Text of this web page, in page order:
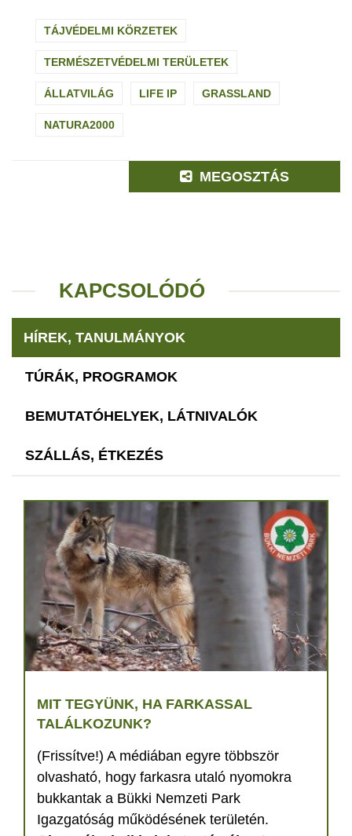
TÁJVÉDELMI KÖRZETEK
TERMÉSZETVÉDELMI TERÜLETEK
ÁLLATVILÁG LIFE IP GRASSLAND
NATURA2000
MEGOSZTÁS
KAPCSOLÓDÓ
HÍREK, TANULMÁNYOK
TÚRÁK, PROGRAMOK
BEMUTATÓHELYEK, LÁTNIVALÓK
SZÁLLÁS, ÉTKEZÉS
MIT TEGYÜNK, HA FARKASSAL
TALÁLKOZUNK?
(Frissítve!) A médiában egyre többször
olvasható, hogy farkasra utaló nyomokra
bukkantak a Bükki Nemzeti Park
Igazgatóság működésének területén.